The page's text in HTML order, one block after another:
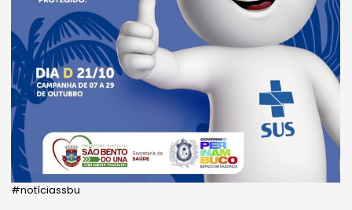
#notíciassbu